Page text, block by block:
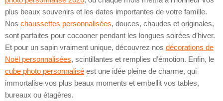
plus beaux souvenirs et les dates importantes de votre famille.
Nos chaussettes personnalisées, douces, chaudes et originales,
sont parfaites pour cocooner pendant les longues soirées d’hiver.
Et pour un sapin vraiment unique, découvrez nos décorations de
Noël personnalisées, scintillantes et remplies d’émotion. Enfin, le
cube photo personnalisé est une idée pleine de charme, qui
immortalise vos plus beaux moments et embellit vos tables,
bureaux ou étagères.